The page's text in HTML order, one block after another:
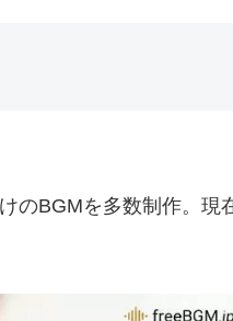
のBGMを多数制作。現